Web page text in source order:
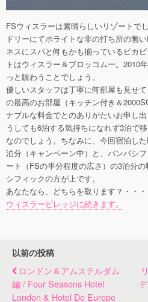
FSウィスラーは素晴らしいリゾートで
ドリーにてポライトな非の打ち所の無
ネスにスパと何もかも揃っているピカ
トはウィスラー＆ブロッコム一。2010
っと賑わうことでしょう。
優しいスタッフは丁寧に何部屋も見せ
の最高のお部屋（キッチン付き＆
ナブルな料金でとのありがたいお申し
うしても6泊する気持ちになれず3泊で
なのでしょう。ちなみに、今回宿泊し
泊分（キャンペーン中）と、パンパシ
ート（FSの半分程度の広さ）の3泊分
シフィックの方が上です。
あなたなら、どちらを取ります？・・・
ウィスラービレッジに続きます。
以前の投稿
ロンドン＆アムステルダム
編 / Four Seasons Hotel
London & Hotel De Europe